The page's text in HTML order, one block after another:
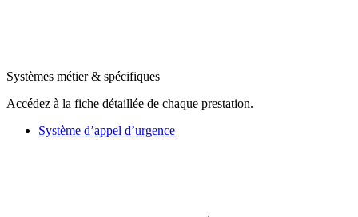
Systèmes métier & spécifiques
Accédez à la fiche détaillée de chaque prestation.
Système d’appel d’urgence